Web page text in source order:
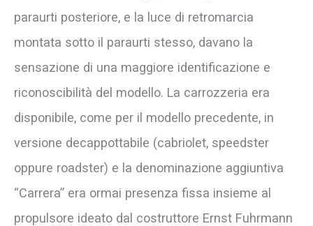
paraurti posteriore, e la luce di retromarcia
montata sotto il paraurti stesso, davano la
sensazione di una maggiore identificazione e
riconoscibilità del modello. La carrozzeria era
disponibile, come per il modello precedente, in
versione decappottabile (cabriolet, speedster
oppure roadster) e la denominazione aggiuntiva
“Carrera” era ormai presenza fissa insieme al
propulsore ideato dal costruttore Ernst Fuhrmann